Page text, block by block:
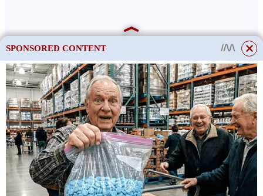
SPONSORED CONTENT